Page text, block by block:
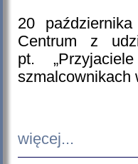
20
Centrum z
pt.
szmalcownikach
więcej...